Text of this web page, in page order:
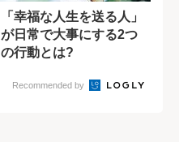
「幸福な人生を送る人」
が日常で大事にする2つ
の行動とは?
Recommended by